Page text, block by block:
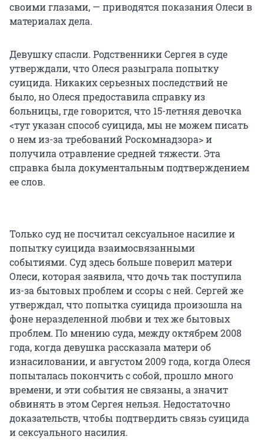
своими глазами, — приводятся показания Олеси в
материалах дела.
Девушку спасли. Родственники Сергея в суде
утверждали, что Олеся разыграла попытку
суицида. Никаких серьезных последствий не
было, но Олеся предоставила справку из
больницы, где говорится, что 15-летняя девочка
<тут указан способ суицида, мы не можем писать
о нем из-за требований Роскомнадзора> и
получила отравление средней тяжести. Эта
справка была документальным подтверждением
ее слов.
Только суд не посчитал сексуальное насилие и
попытку суицида взаимосвязанными
событиями. Суд здесь больше поверил матери
Олеси, которая заявила, что дочь так поступила
из-за бытовых проблем и ссоры с ней. Сергей же
утверждал, что попытка суицида произошла на
фоне неразделенной любви и тех же бытовых
проблем. По мнению суда, между октябрем 2008
года, когда девушка рассказала матери об
изнасиловании, и августом 2009 года, когда Олеся
попыталась покончить c собой, прошло много
времени, и эти события не связаны, а значит
обвинять в этом Сергея нельзя. Недостаточно
доказательств, чтобы подтвердить связь суицида
и сексуального насилия.